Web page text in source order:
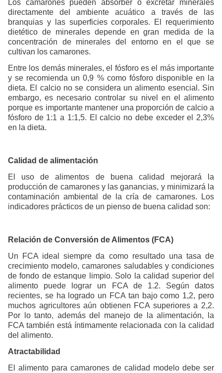
Los camarones pueden absorber o excretar minerales
directamente del ambiente acuático a través de las
branquias y las superficies corporales. El requerimiento
dietético de minerales depende en gran medida de la
concentración de minerales del entorno en el que se
cultivan los camarones.
Entre los demás minerales, el fósforo es el más importante
y se recomienda un 0,9 % como fósforo disponible en la
dieta. El calcio no se considera un alimento esencial. Sin
embargo, es necesario controlar su nivel en el alimento
porque es importante mantener una proporción de calcio a
fósforo de 1:1 a 1:1,5. El calcio no debe exceder el 2,3%
en la dieta.
Calidad de alimentación
El uso de alimentos de buena calidad mejorará la
producción de camarones y las ganancias, y minimizará la
contaminación ambiental de la cría de camarones. Los
indicadores prácticos de un pienso de buena calidad son:
Relación de Conversión de Alimentos (FCA)
Un FCA ideal siempre da como resultado una tasa de
crecimiento modelo, camarones saludables y condiciones
de fondo de estanque limpio. Solo la calidad superior del
alimento puede lograr un FCA de 1.2. Según datos
recientes, se ha logrado un FCA tan bajo como 1,2, pero
muchos agricultores aún obtienen FCA superiores a 2,2.
Por lo tanto, además del manejo de la alimentación, la
FCA también está íntimamente relacionada con la calidad
del alimento.
Atractabilidad
El alimento para camarones de calidad modelo debe ser